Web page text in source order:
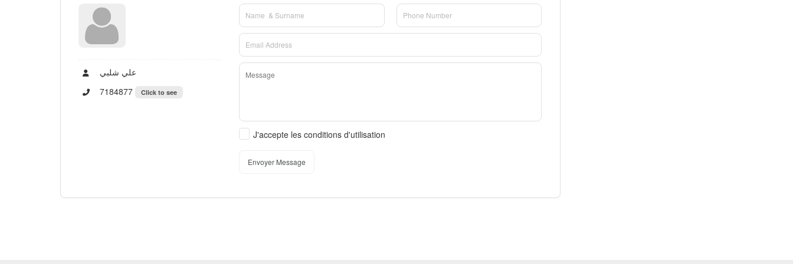
علي شلبي
7184877
Click to see
J'accepte les conditions d'utilisation
Envoyer Message